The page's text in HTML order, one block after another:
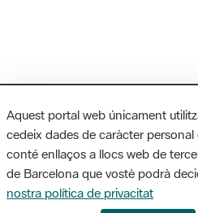
Aquest portal web únicament
cedeix dades de caràcter
conté enllaços a llocs web de
de Barcelona que vostè podrà
nostra política de privacitat